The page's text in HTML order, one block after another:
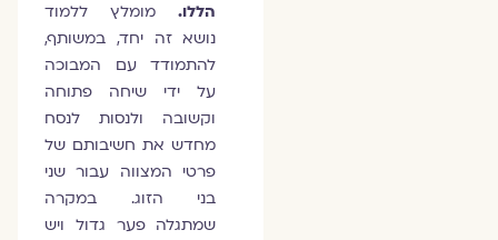
הללו.מומלץ ללמוד
נושא זה יחד, במשותף,
להתמודד עם המבוכה
על ידי שיחה פתוחה
וקשובה ולנסות לנסח
מחדש את חשיבותם של
פרטי המצווה עבור שני
בני הזוג. במקרה
שמתגלה פער גדול ויש